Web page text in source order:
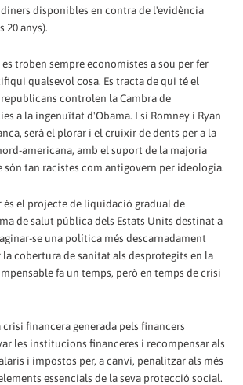
disponibles en contra de l'evidència
20 anys).
es troben sempre economistes a sou per fer
qualsevol cosa. Es tracta de qui té el
controlen la Cambra de
a la ingenuïtat d'Obama. I si Romney i Ryan
serà el plorar i el cruixir de dents per a la
americana, amb el suport de la majoria
són tan racistes com antigovern per ideologia.
és el projecte de liquidació gradual de
de salut pública dels Estats Units destinat a
se una política més descarnadament
cobertura de sanitat als desprotegits en la
fa un temps, però en temps de crisi
financera generada pels financers
les institucions financeres i recompensar als
i impostos per, a canvi, penalitzar als més
essencials de la seva protecció social.